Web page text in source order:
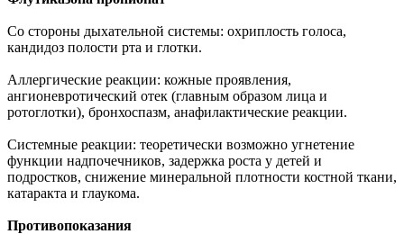
Со стороны дыхательной системы: охриплость голоса,
кандидоз полости рта и глотки.
Аллергические реакции: кожные проявления,
ангионевротический отек (главным образом лица и
ротоглотки), бронхоспазм, анафилактические реакции.
Системные реакции: теоретически возможно угнетение
функции надпочечников, задержка роста у детей и
подростков, снижение минеральной плотности костной ткани,
катаракта и глаукома.
Противопоказания